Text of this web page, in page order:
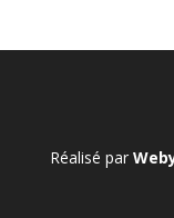
Réalisé par